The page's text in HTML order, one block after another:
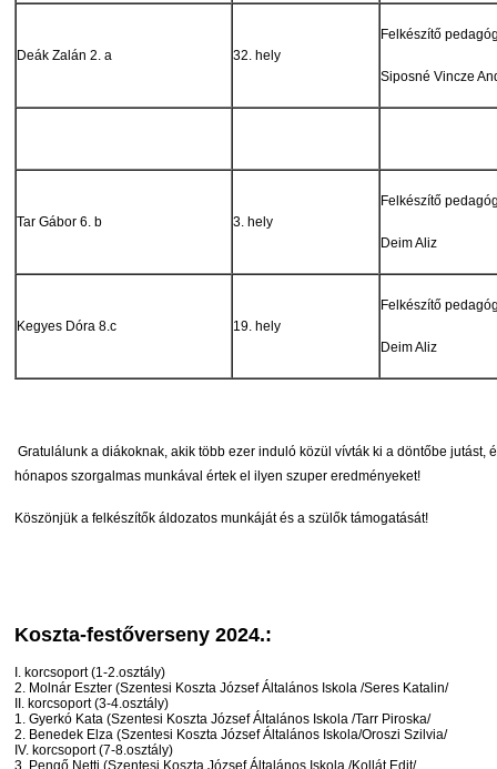
Deák Zalán 2. a 32. hely
Felkészítő
Siposné Vincze
Tar Gábor 6. b 3. hely
Felkészítő
Deim Aliz
Kegyes Dóra 8.c 19. hely
Felkészítő
Deim Aliz
Gratulálunk a diákoknak, akik több ezer induló közül vívták ki a döntőbe jutást,
hónapos szorgalmas munkával értek el ilyen szuper eredményeket!
Köszönjük a felkészítők áldozatos munkáját és a szülők támogatását!
Koszta-festőverseny 2024.:
I. korcsoport (1-2.osztály)
2. Molnár Eszter (Szentesi Koszta József Általános Iskola /Seres Katalin/
II. korcsoport (3-4.osztály)
1. Gyerkó Kata (Szentesi Koszta József Általános Iskola /Tarr Piroska/
2. Benedek Elza (Szentesi Koszta József Általános Iskola/Oroszi Szilvia/
IV. korcsoport (7-8.osztály)
3. Pengő Netti (Szentesi Koszta József Általános Iskola /Kollát Edit/